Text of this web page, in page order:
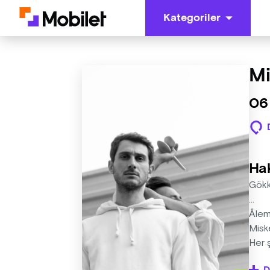
Kategoriler
…
Her